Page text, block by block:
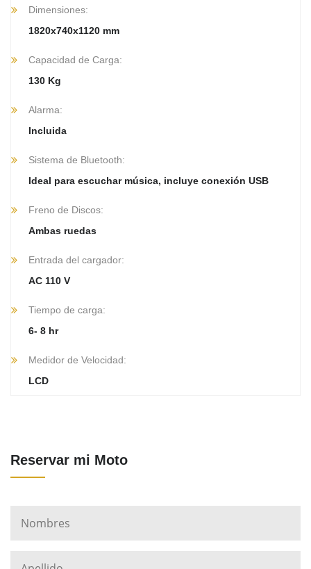
Dimensiones:
1820x740x1120 mm
Capacidad de Carga:
130 Kg
Alarma:
Incluida
Sistema de Bluetooth:
Ideal para escuchar música, incluye conexión USB
Freno de Discos:
Ambas ruedas
Entrada del cargador:
AC 110 V
Tiempo de carga:
6- 8 hr
Medidor de Velocidad:
LCD
Reservar mi Moto